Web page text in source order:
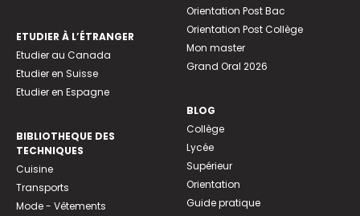
ETUDIER À L’ÉTRANGER
Etudier au Canada
Etudier en Suisse
Etudier en Espagne
BIBLIOTHEQUE DES
TECHNIQUES
Cuisine
Transports
Mode - Vêtements
Orientation Post Bac
Orientation Post Collège
Mon master
Grand Oral 2026
BLOG
Collège
Lycée
Supérieur
Orientation
Guide pratique